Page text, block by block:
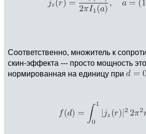
Соответственно, множитель к
скин-эффекта --- просто мощность
нормированная на единицу при